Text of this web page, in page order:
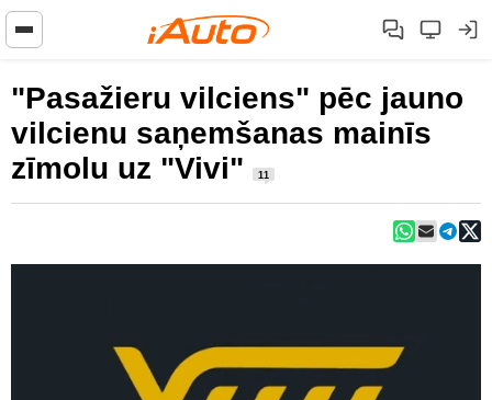
"Pasažieru vilciens" pēc jauno
vilcienu saņemšanas mainīs
zīmolu uz "Vivi"
11